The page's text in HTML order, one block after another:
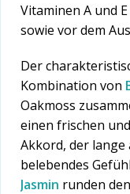
Vitaminen A und
sowie vor dem
Der
Kombination von
Oakmoss
einen frischen
Akkord, der
belebendes
Jasmin runden